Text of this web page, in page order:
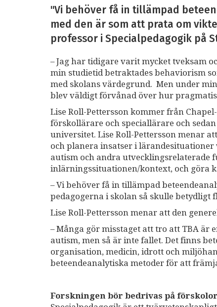
"Vi behöver få in tillämpad
med den är som att prata om
professor i Specialpedagogik på
– Jag har tidigare varit mycket tveksam
min studietid betraktades behaviorism
med skolans värdegrund. Men under
blev väldigt förvånad över hur
Lise Roll-Pettersson kommer från
förskollärare och speciallärare och
universitet. Lise Roll-Pettersson menar
och planera insatser i
autism och andra utvecklingsrelaterade
inlärningssituationen/kontext, och göra
– Vi behöver få in tillämpad
pedagogerna i skolan så skulle betydligt
Lise Roll-Pettersson menar att den
– Många gör misstaget att tro att TBA
autism, men så är inte fallet. Det finns
organisation, medicin, idrott och
beteendeanalytiska metoder för att
Forskningen bör bedrivas på